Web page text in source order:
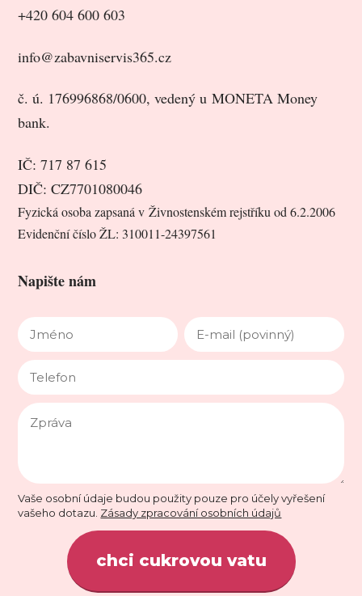
+420 604 600 603
info@zabavniservis365.cz
č. ú. 176996868/0600, vedený u MONETA Money
bank.
IČ: 717 87 615
DIČ: CZ7701080046
Fyzická osoba zapsaná v Živnostenském rejstříku od 6.2.2006
Evidenční číslo ŽL: 310011-24397561
Napište nám
Vaše osobní údaje budou použity pouze pro účely vyřešení
vašeho dotazu. Zásady zpracování osobních údajů
chci cukrovou vatu